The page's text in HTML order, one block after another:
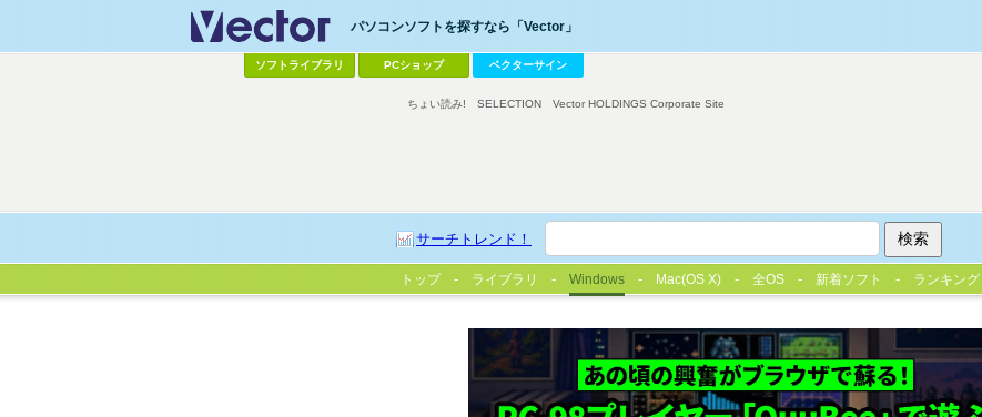
パソコンソフトを探すなら「Vector」
ソフトライブラリ PCショップ ベクターサイン
サーチトレンド！
ちょい読み! SELECTION Vector HOLDINGS Corporate Site
トップ ライブラリ Windows Mac(OS X) 全OS 新着ソフト ランキング